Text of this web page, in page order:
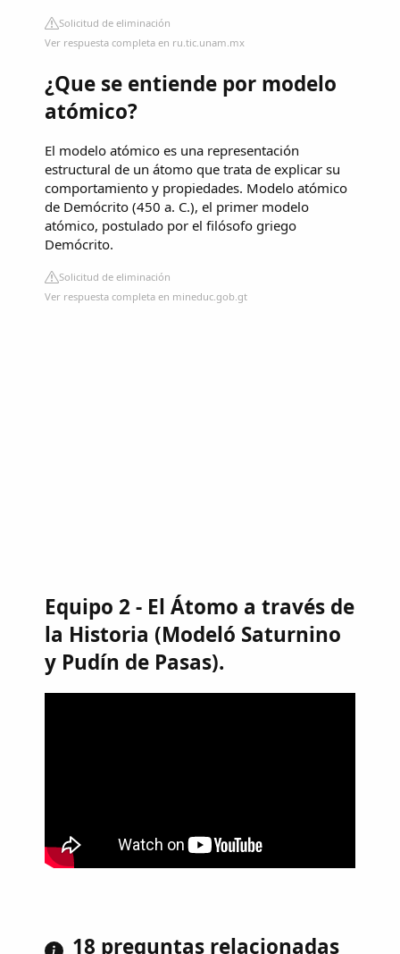
Solicitud de eliminación
Ver respuesta completa en ru.tic.unam.mx
¿Que se entiende por modelo
atómico?
El modelo atómico es una representación
estructural de un átomo que trata de explicar su
comportamiento y propiedades. Modelo atómico
de Demócrito (450 a. C.), el primer modelo
atómico, postulado por el filósofo griego
Demócrito.
Solicitud de eliminación
Ver respuesta completa en mineduc.gob.gt
Equipo 2 - El Átomo a través de
la Historia (Modeló Saturnino
y Pudín de Pasas).
18 preguntas relacionadas